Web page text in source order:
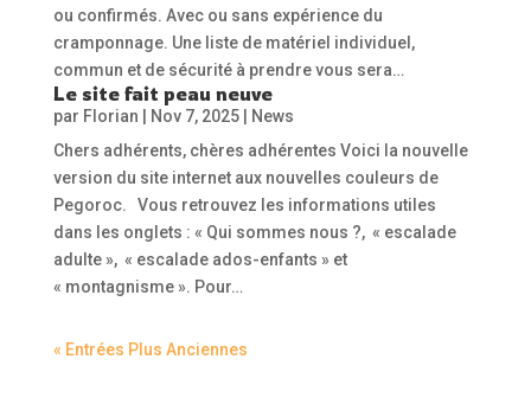
ou confirmés. Avec ou sans expérience du
cramponnage. Une liste de matériel individuel,
commun et de sécurité à prendre vous sera…
Le site fait peau neuve
par Florian Nov 7, 2025|
News
Chers adhérents, chères adhérentes Voici la nouvelle
version du site internet aux nouvelles couleurs de
Pegoroc. Vous retrouvez les informations utiles
dans les onglets : « Qui sommes nous ?, « escalade
adulte », « escalade ados-enfants » et
« montagnisme ». Pour…
« Entrées Plus Anciennes